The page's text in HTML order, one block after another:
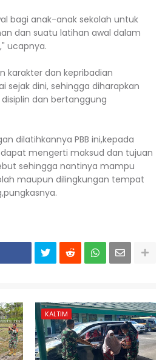
bagi anak-anak sekolah untuk
dan suatu latihan awal dalam
ucapnya.
karakter dan kepribadian
sejak dini, sehingga diharapkan
dan bertanggung
dilatihkannya PBB ini,kepada
mengerti maksud dan tujuan
sehingga nantinya mampu
maupun dilingkungan tempat
KALTIM